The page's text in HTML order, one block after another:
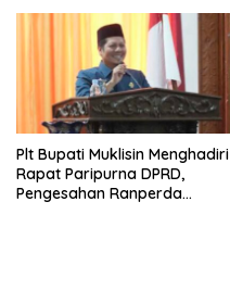
Plt Bupati Muklisin Menghadiri
Rapat Paripurna DPRD,
Pengesahan Ranperda